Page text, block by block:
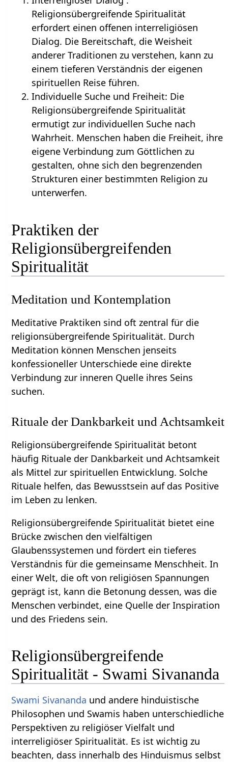
Religionsübergreifende Spiritualität
erfordert einen offenen interreligiösen
Dialog. Die Bereitschaft, die Weisheit
anderer Traditionen zu verstehen, kann zu
einem tieferen Verständnis der eigenen
spirituellen Reise führen.
Individuelle Suche und Freiheit: Die
Religionsübergreifende Spiritualität
ermutigt zur individuellen Suche nach
Wahrheit. Menschen haben die Freiheit, ihre
eigene Verbindung zum Göttlichen zu
gestalten, ohne sich den begrenzenden
Strukturen einer bestimmten Religion zu
unterwerfen.
Praktiken der
Religionsübergreifenden
Spiritualität
Meditation und Kontemplation
Meditative Praktiken sind oft zentral für die
religionsübergreifende Spiritualität. Durch
Meditation können Menschen jenseits
konfessioneller Unterschiede eine direkte
Verbindung zur inneren Quelle ihres Seins
suchen.
Rituale der Dankbarkeit und Achtsamkeit
Religionsübergreifende Spiritualität betont
häufig Rituale der Dankbarkeit und Achtsamkeit
als Mittel zur spirituellen Entwicklung. Solche
Rituale helfen, das Bewusstsein auf das Positive
im Leben zu lenken.
Religionsübergreifende Spiritualität bietet eine
Brücke zwischen den vielfältigen
Glaubenssystemen und fördert ein tieferes
Verständnis für die gemeinsame Menschheit. In
einer Welt, die oft von religiösen Spannungen
geprägt ist, kann die Betonung dessen, was die
Menschen verbindet, eine Quelle der Inspiration
und des Friedens sein.
Religionsübergreifende
Spiritualität - Swami Sivananda
Swami Sivananda und andere hinduistische
Philosophen und Swamis haben unterschiedliche
Perspektiven zu religiöser Vielfalt und
interreligiöser Spiritualität. Es ist wichtig zu
beachten, dass innerhalb des Hinduismus selbst